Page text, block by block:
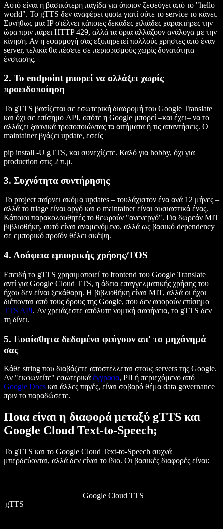
Αυτό είναι η βασικότερη παγίδα για όποιον ξεφεύγει από το "hello
world". Το gTTS δεν αναφέρει quota γιατί ούτε το service το κάνει.
Συνήθως μια IP στέλνει κάποιες δεκάδες χιλιάδες χαρακτήρες την
ώρα πριν πάρει HTTP 429, αλλά τα όρια αλλάζουν ανάλογα με την
κίνηση. Αν η εφαρμογή σας εξυπηρετεί πολλούς χρήστες από έναν
server, τελικά θα πέσετε σε περιορισμούς χωρίς δυνατότητα
ένστασης.
2. Το endpoint μπορεί να αλλάξει χωρίς
προειδοποίηση
Το gTTS βασίζεται σε εσωτερική διαδρομή του Google Translate
και όχι σε επίσημο API, οπότε η Google μπορεί –και έχει– να το
αλλάζει ξαφνικά τροποποιώντας τα αιτήματα ή τις απαντήσεις. Ο
maintainer βγάζει update, εσείς
pip install -U gTTS, και συνεχίζετε. Καλό για hobby, όχι για
production στις 2 π.μ.
3. Συχνότητα συντήρησης
Το project παίρνει ακόμα updates – τουλάχιστον ένα ανά 12 μήνες –
αλλά το triage είναι αργό και ο maintainer είναι ουσιαστικά ένας.
Κάποιοι παρακολουθητές το θεωρούν "ανενεργό". Για δωρεάν MIT
βιβλιοθήκη, αυτό είναι αναμενόμενο, αλλά ως βασικό dependency
σε εμπορικό προϊόν θέλει σκέψη.
4. Ασάφεια εμπορικής χρήσης/TOS
Επειδή το gTTS χρησιμοποιεί το frontend του Google Translate
αντί για Google Cloud TTS, η άδεια επαγγελματικής χρήσης του
ήχου δεν είναι ξεκάθαρη. Η βιβλιοθήκη είναι MIT, αλλά οι ήχοι
διέπονται από τους όρους της Google, που δεν αφορούν επίσημο
TTS API. Αν χρειάζεστε απόλυτη νομική σαφήνεια, το gTTS δεν
τη δίνει.
5. Ευαίσθητα δεδομένα φεύγουν απ' το μηχάνημά
σας
Κάθε string που διαβάζετε αποστέλλεται στους servers της Google.
Αν "εκφωνείτε" εσωτερικά έγγραφα, PII ή περιεχόμενο από
Google Docs και άλλες πηγές, είναι σοβαρό θέμα data governance
πριν το παραδώσετε.
Ποια είναι η διαφορά μεταξύ gTTS και
Google Cloud Text-to-Speech;
Το gTTS και το Google Cloud Text-to-Speech συχνά
μπερδεύονται, αλλά δεν είναι το ίδιο. Οι βασικές διαφορές είναι:
gTTS
Google Cloud TTS